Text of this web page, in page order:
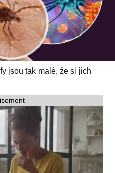
jsou tak malé, že si jich